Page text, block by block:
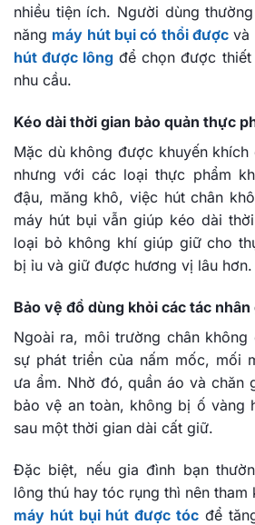
nhiều tiện ích. Người dùng
năng máy hút bụi có thổi được và
hút được lông để chọn được
nhu cầu.
Kéo dài thời gian bảo quản thực
Mặc dù không được khuyến
nhưng với các loại thực phẩm
đậu, măng khô, việc hút chân
máy hút bụi vẫn giúp kéo dài
loại bỏ không khí giúp giữ cho
bị ỉu và giữ được hương vị lâu hơn.
Bảo vệ đồ dùng khỏi các tác nhân
Ngoài ra, môi trường chân không
sự phát triển của nấm mốc, mối
ưa ẩm. Nhờ đó, quần áo và chăn
bảo vệ an toàn, không bị ố vàng
sau một thời gian dài cất giữ.
Đặc biệt, nếu gia đình bạn
lông thú hay tóc rụng thì nên tham
máy hút bụi hút được tóc để